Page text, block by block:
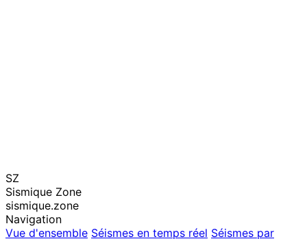
SZ
Sismique Zone
sismique.zone
Navigation
Vue d'ensemble Séismes en temps réel Séismes par